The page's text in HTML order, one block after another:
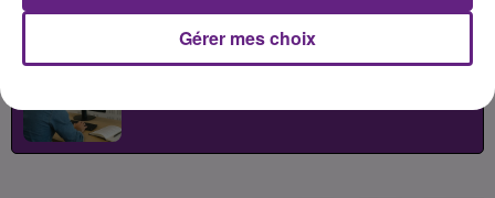
Publié : 5 juin 2026 à 9h30 par
Léon Charpenay-Redacteur Web
Gérer mes choix